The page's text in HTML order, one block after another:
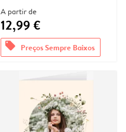
A partir de
12,99 €
offers Preços Sempre Baixos